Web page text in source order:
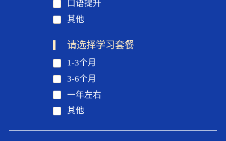
口语提升
其他
请选择学习套餐
1-3个月
3-6个月
一年左右
其他